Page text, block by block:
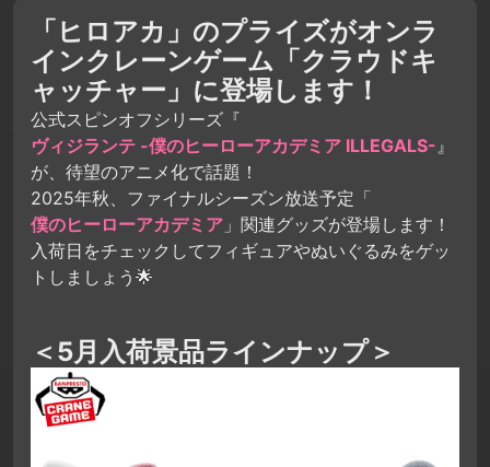
「ヒロアカ」のプライズがオンラ
インクレーンゲーム「クラウドキ
ャッチャー」に登場します！
公式スピンオフシリーズ『
ヴィジランテ -僕のヒーローアカデミア ILLEGALS-』
が、待望のアニメ化で話題！
2025年秋、ファイナルシーズン放送予定「
僕のヒーローアカデミア 」関連グッズが登場します！
入荷日をチェックしてフィギュアやぬいぐるみをゲッ
トしましょう🌟
＜5月入荷景品ラインナップ＞